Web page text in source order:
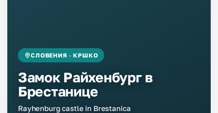
СЛОВЕНИЯ · КРШКО
Замок Райхенбург в
Брестанице
Rayhenburg castle in Brestanica